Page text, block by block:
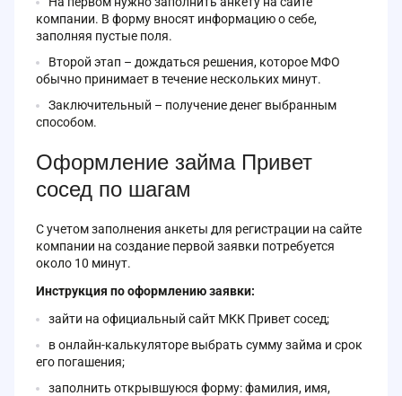
компании. В форму вносят информацию о себе,
заполняя пустые поля.
Второй этап – дождаться решения, которое МФО
обычно принимает в течение нескольких минут.
Заключительный – получение денег выбранным
способом.
Оформление займа Привет
сосед по шагам
С учетом заполнения анкеты для регистрации на сайте
компании на создание первой заявки потребуется
около 10 минут.
Инструкция по оформлению заявки:
зайти на официальный сайт МКК Привет сосед;
в онлайн-калькуляторе выбрать сумму займа и срок
его погашения;
заполнить открывшуюся форму: фамилия, имя,